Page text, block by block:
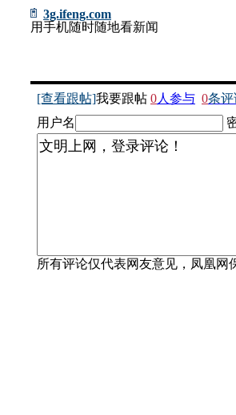
3g.ifeng.com
用手机随时随地看新闻
[查看跟帖]我要跟帖 0人参与 0条评
用户名
所有评论仅代表网友意见，凤凰网